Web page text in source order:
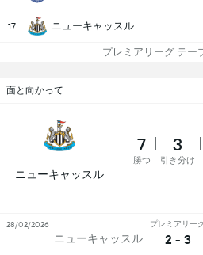
17 ニューキャッスル
プレミアリーグ テー
面と向かって
ニューキャッスル
7
勝つ
3
引き分け
ニューキャッスル
プレミアリー
2 - 3
28/02/2026